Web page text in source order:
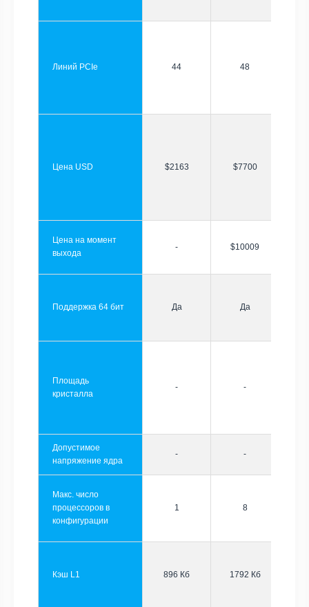
Линий PCIe 44 48
Цена USD $2163 $7700
Цена на момент
выхода
- $10009
Поддержка 64 бит Да Да
Площадь
кристалла
- -
Допустимое
напряжение ядра
- -
Макс. число
процессоров в
конфигурации
1 8
Кэш L1 896 Кб 1792 Кб